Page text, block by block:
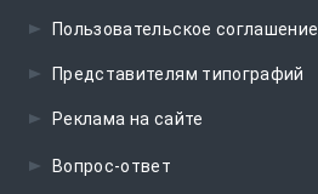
Пользовательское соглашение
Представителям типографий
Реклама на сайте
Вопрос-ответ